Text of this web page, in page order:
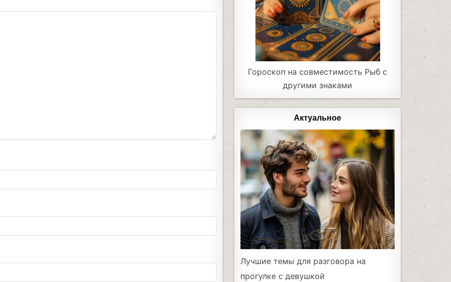
Гороскоп на совместимость Рыб с
другими знаками
Актуальное
Лучшие темы для разговора на
прогулке с девушкой